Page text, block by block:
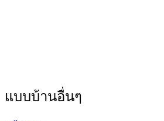
แบบบ้านอื่นๆ